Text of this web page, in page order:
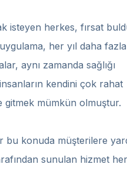
isteyen herkes, fırsat
her yıl daha fazla
aynı zamanda sağlığı
kendini çok rahat
gitmek mümkün olmuştur.
bu konuda müşterilere
sunulan hizmet her